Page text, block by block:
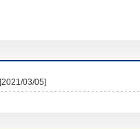
[2021/03/05]